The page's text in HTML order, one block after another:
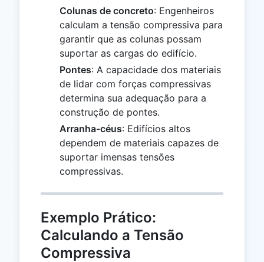
Colunas de concreto: Engenheiros
calculam a tensão compressiva para
garantir que as colunas possam
suportar as cargas do edifício.
Pontes: A capacidade dos materiais
de lidar com forças compressivas
determina sua adequação para a
construção de pontes.
Arranha-céus: Edifícios altos
dependem de materiais capazes de
suportar imensas tensões
compressivas.
Exemplo Prático:
Calculando a Tensão
Compressiva